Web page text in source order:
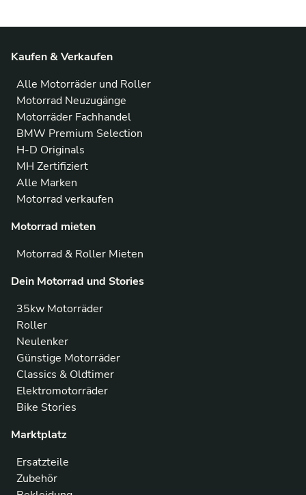
Kaufen & Verkaufen
Alle Motorräder und Roller
Motorrad Neuzugänge
Motorräder Fachhandel
BMW Premium Selection
H-D Originals
MH Zertifiziert
Alle Marken
Motorrad verkaufen
Motorrad mieten
Motorrad & Roller Mieten
Dein Motorrad und Stories
35kw Motorräder
Roller
Neulenker
Günstige Motorräder
Classics & Oldtimer
Elektromotorräder
Bike Stories
Marktplatz
Ersatzteile
Zubehör